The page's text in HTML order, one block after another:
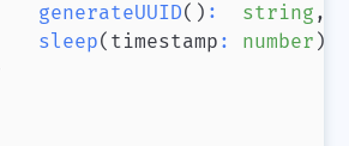
generateUUID( ) : string ,
sleep( timestamp : number )